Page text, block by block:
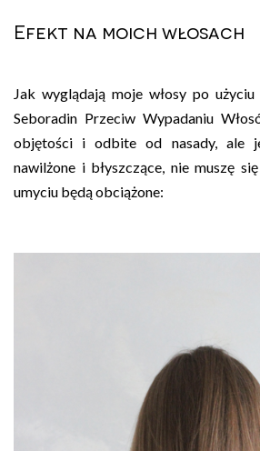
Efekt na moich włosach
Jak wyglądają moje włosy po
Seboradin Przeciw Wypadaniu
objętości i odbite od nasady, ale
nawilżone i błyszczące, nie muszę
umyciu będą obciążone: